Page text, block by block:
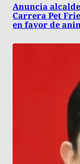
Anuncia
Carrera Pet
en favor de